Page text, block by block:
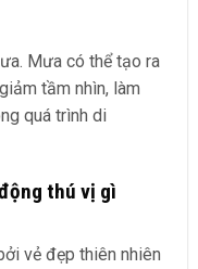
Mưa có thể tạo ra
tầm nhìn, làm
quá trình di
thú vị gì
vẻ đẹp thiên nhiên